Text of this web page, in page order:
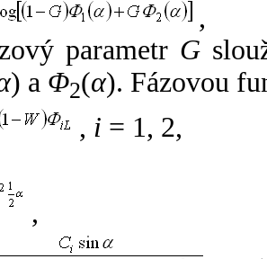
,
parametr G
) a Φ2(α). Fázovou
, i = 1, 2,
,